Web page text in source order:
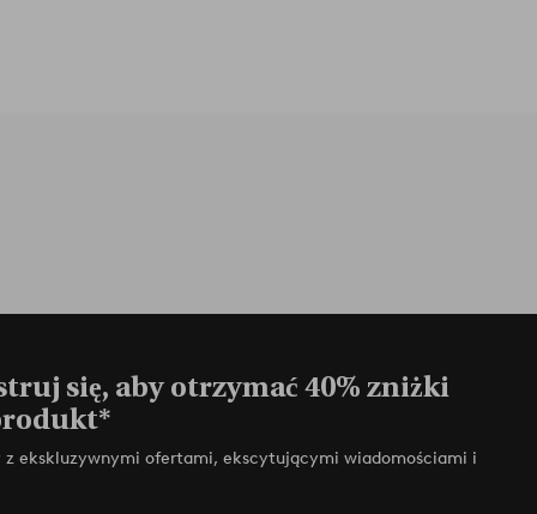
się, aby otrzymać 40% zniżki
z ekskluzywnymi ofertami, ekscytującymi wiadomościami i